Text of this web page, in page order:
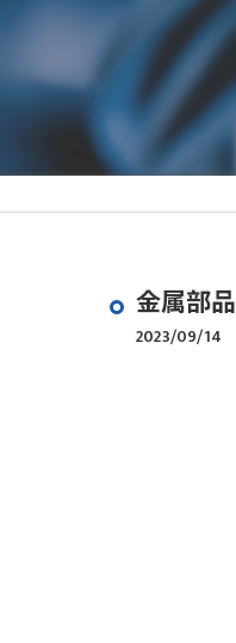
金属部
2023/09/14